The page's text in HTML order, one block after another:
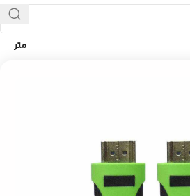
و تبدیلات/
کابل HDMI مچر MR-93 طول 10
متر